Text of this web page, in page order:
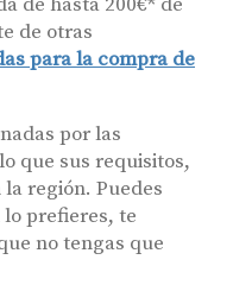
de otras
para la compra de
por las
que sus requisitos,
región. Puedes
prefieres, te
no tengas que